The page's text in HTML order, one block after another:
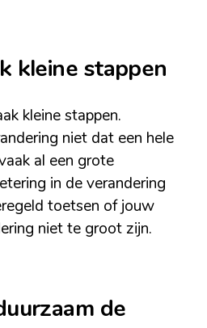
kleine stappen
kleine stappen.
niet dat een hele
al een grote
in de verandering
toetsen of jouw
niet te groot zijn.
de